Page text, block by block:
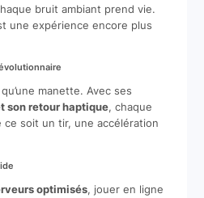
bruit ambiant prend vie.
une expérience encore plus
manette. Avec ses
son retour haptique, chaque
soit un tir, une accélération
optimisés, jouer en ligne